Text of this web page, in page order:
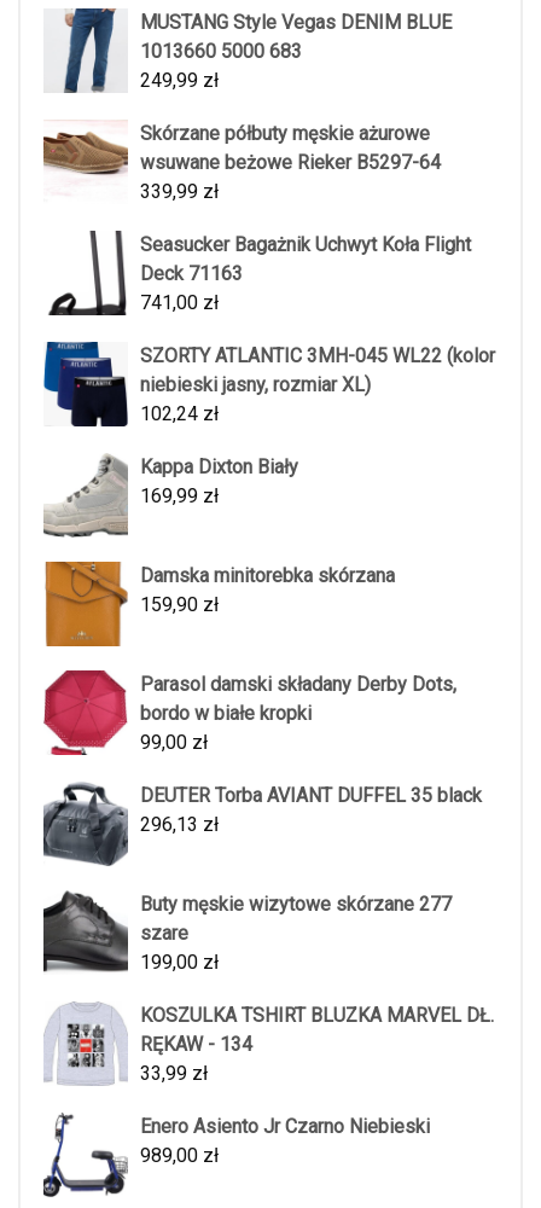
MUSTANG Style Vegas DENIM BLUE
1013660 5000 683
249,99 zł
Skórzane półbuty męskie ażurowe
wsuwane beżowe Rieker B5297-64
339,99 zł
Seasucker Bagażnik Uchwyt Koła Flight
Deck 71163
741,00 zł
SZORTY ATLANTIC 3MH-045 WL22 (kolor
niebieski jasny, rozmiar XL)
102,24 zł
Kappa Dixton Biały
169,99 zł
Damska minitorebka skórzana
159,90 zł
Parasol damski składany Derby Dots,
bordo w białe kropki
99,00 zł
DEUTER Torba AVIANT DUFFEL 35 black
296,13 zł
Buty męskie wizytowe skórzane 277
szare
199,00 zł
KOSZULKA TSHIRT BLUZKA MARVEL DŁ.
RĘKAW - 134
33,99 zł
Enero Asiento Jr Czarno Niebieski
989,00 zł